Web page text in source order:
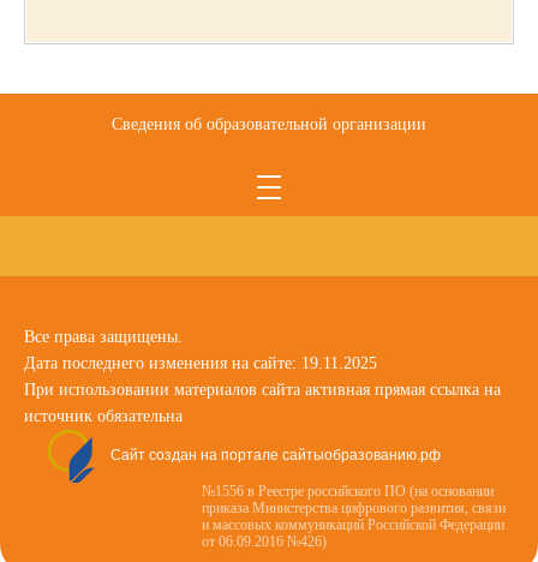
Сведения об образовательной организации
Все права защищены.
Дата последнего изменения на сайте: 19.11.2025
При использовании материалов сайта активная прямая ссылка на
источник обязательна
Сайт создан на портале сайтыобразованию.рф
№1556 в Реестре российского ПО (на основании
приказа Министерства цифрового развития, связи
и массовых коммуникаций Российской Федерации
от 06.09.2016 №426)